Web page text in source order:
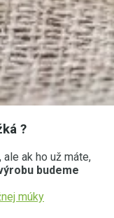
?
ak ho už máte,
budeme
múky